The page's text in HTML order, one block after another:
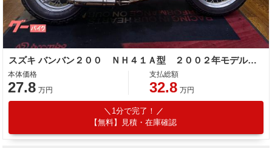
スズキ バンバン２００ ＮＨ４１Ａ型 ２００２年モデル ＢＥＡＭＳマフラー 社外キャブレター ハイスロ
本体価格
27.8 万円
支払総額
32.8 万円
1分で完了！
【無料】見積・在庫確認